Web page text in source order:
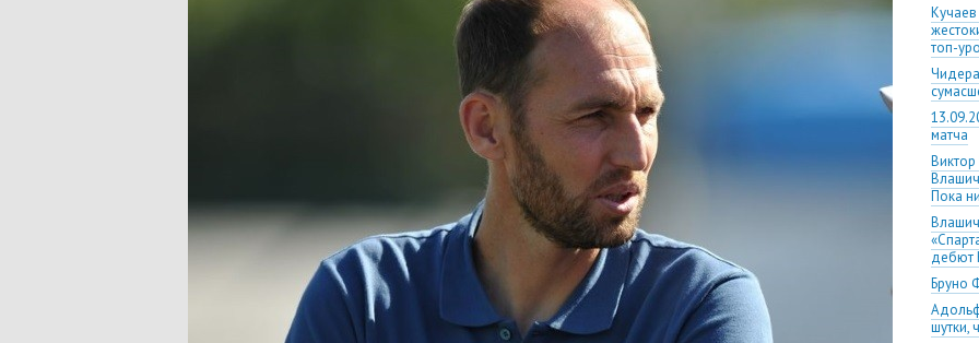
топ-
матча
Пока
дебют
Бруно
шутки,